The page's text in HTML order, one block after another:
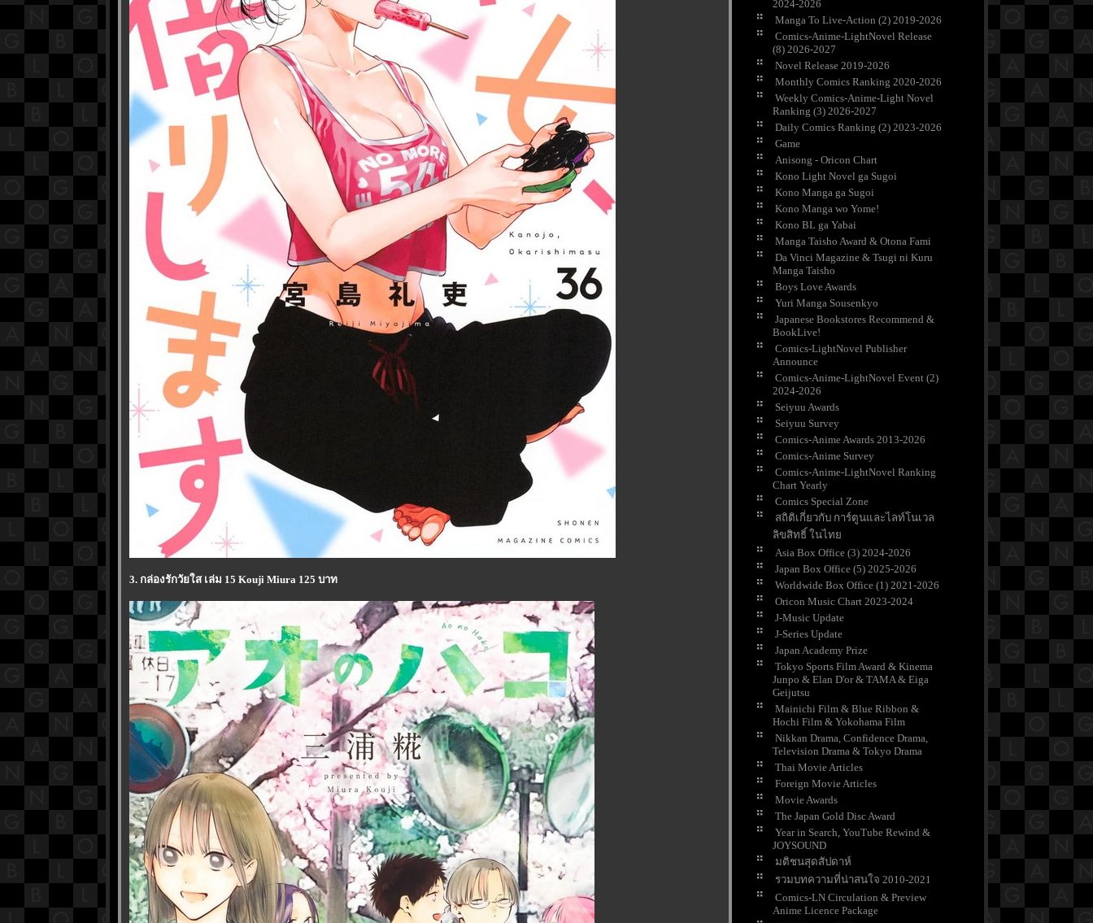
3. กล่องรักวัยใส เล่ม 15 Kouji Miura 125 บาท
2024-2026
Manga To Live-Action (2) 2019-2026
Comics-Anime-LightNovel Release
(8) 2026-2027
Novel Release 2019-2026
Monthly Comics Ranking 2020-2026
Weekly Comics-Anime-Light Novel
Ranking (3) 2026-2027
Daily Comics Ranking (2) 2023-2026
Game
Anisong - Oricon Chart
Kono Light Novel ga Sugoi
Kono Manga ga Sugoi
Kono Manga wo Yome!
Kono BL ga Yabai
Manga Taisho Award & Otona Fami
Da Vinci Magazine & Tsugi ni Kuru
Manga Taisho
Boys Love Awards
Yuri Manga Sousenkyo
Japanese Bookstores Recommend &
BookLive!
Comics-LightNovel Publisher
Announce
Comics-Anime-LightNovel Event (2)
2024-2026
Seiyuu Awards
Seiyuu Survey
Comics-Anime Awards 2013-2026
Comics-Anime Survey
Comics-Anime-LightNovel Ranking
Chart Yearly
Comics Special Zone
สถิติเกี่ยวกับ การ์ตูนและไลท์โนเวล
ลิขสิทธิ์ ในไท
Asia Box Office (3) 2024-2026
Japan Box Office (5) 2025-2026
Worldwide Box Office (1) 2021-2026
Oricon Music Chart 2023-2024
J-Music Update
J-Series Update
Japan Academy Prize
Tokyo Sports Film Award & Kinema
Junpo & Elan D'or & TAMA & Eiga
Geijutsu
Mainichi Film & Blue Ribbon &
Hochi Film & Yokohama Film
Nikkan Drama, Confidence Drama,
Television Drama & Tokyo Drama
Thai Movie Articles
Foreign Movie Articles
Movie Awards
The Japan Gold Disc Award
Year in Search, YouTube Rewind &
JOYSOUND
มติชนสุดสัปดาห์
รวมบทความที่น่าสนใจ 2010-2021
Comics-LN Circulation & Preview
Anime Licence Package